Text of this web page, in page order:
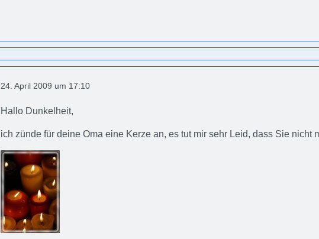
24. April 2009 um 17:10
Hallo Dunkelheit,
ich zünde für deine Oma eine Kerze an, es tut mir sehr Leid, dass Sie nicht